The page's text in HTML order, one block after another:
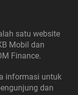
satu website
Mobil dan
Finance.
informasi untuk
dan